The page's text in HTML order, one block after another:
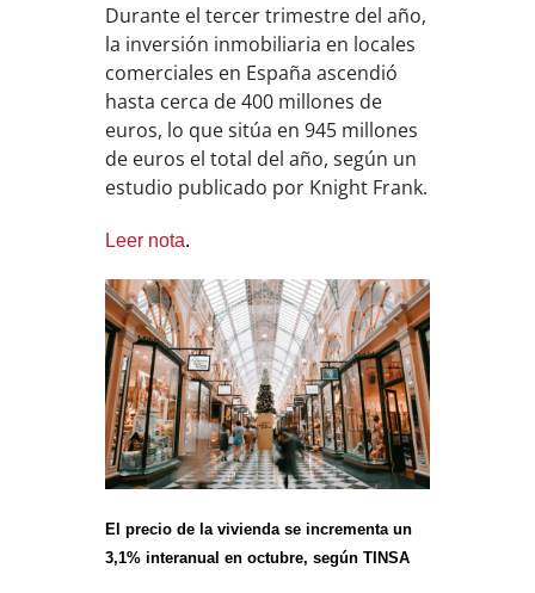
Durante el tercer trimestre del año,
la inversión inmobiliaria en locales
comerciales en España ascendió
hasta cerca de 400 millones de
euros, lo que sitúa en 945 millones
de euros el total del año, según un
estudio publicado por Knight Frank.
Leer nota.
El precio de la vivienda se incrementa un
3,1% interanual en octubre, según TINSA